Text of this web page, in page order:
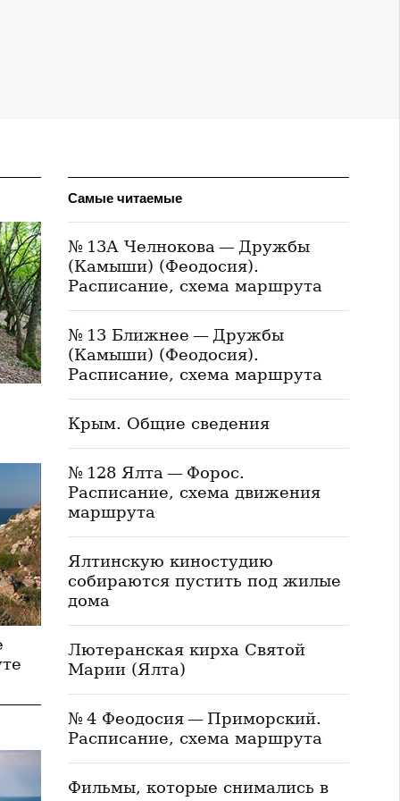
Самые читаемые
№ 13А Челнокова — Дружбы
(Камыши) (Феодосия).
Расписание, схема маршрута
№ 13 Ближнее — Дружбы
(Камыши) (Феодосия).
Расписание, схема маршрута
Крым. Общие сведения
№ 128 Ялта — Форос.
Расписание, схема движения
маршрута
Ялтинскую киностудию
собираются пустить под жилые
дома
Лютеранская кирха Святой
Марии (Ялта)
№ 4 Феодосия — Приморский.
Расписание, схема маршрута
Фильмы, которые снимались в